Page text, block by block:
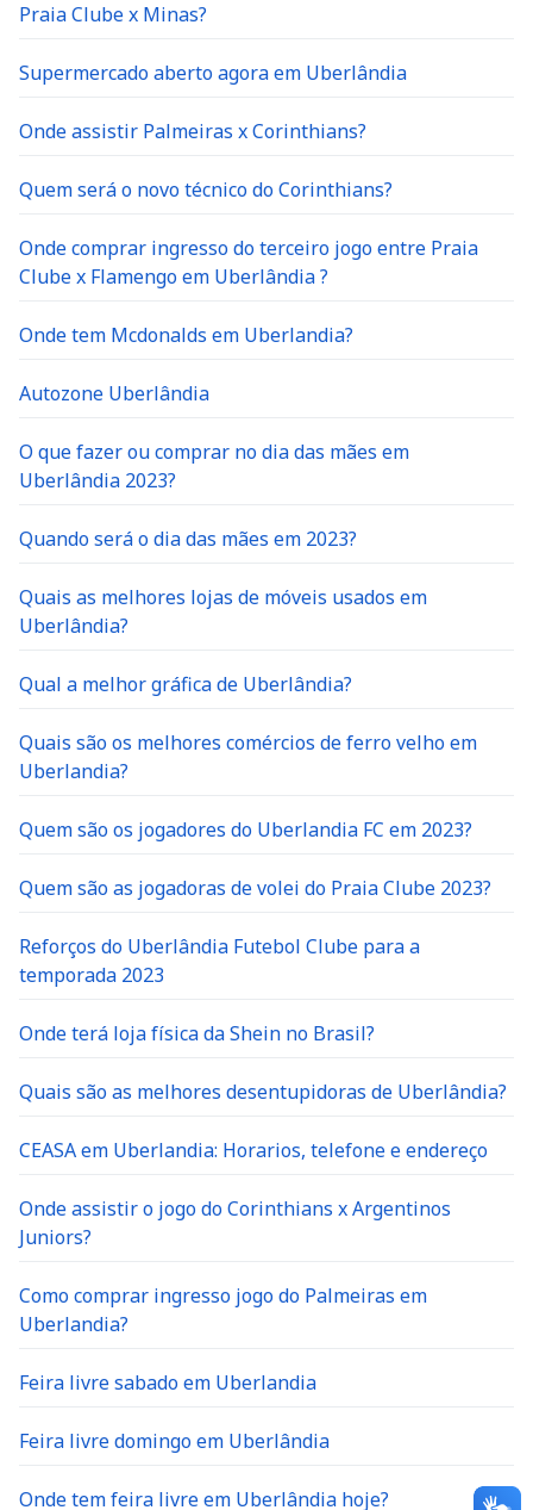
Praia Clube x Minas?
Supermercado aberto agora em Uberlândia
Onde assistir Palmeiras x Corinthians?
Quem será o novo técnico do Corinthians?
Onde comprar ingresso do terceiro jogo entre Praia
Clube x Flamengo em Uberlândia ?
Onde tem Mcdonalds em Uberlandia?
Autozone Uberlândia
O que fazer ou comprar no dia das mães em
Uberlândia 2023?
Quando será o dia das mães em 2023?
Quais as melhores lojas de móveis usados em
Uberlândia?
Qual a melhor gráfica de Uberlândia?
Quais são os melhores comércios de ferro velho em
Uberlandia?
Quem são os jogadores do Uberlandia FC em 2023?
Quem são as jogadoras de volei do Praia Clube 2023?
Reforços do Uberlândia Futebol Clube para a
temporada 2023
Onde terá loja física da Shein no Brasil?
Quais são as melhores desentupidoras de Uberlândia?
CEASA em Uberlandia: Horarios, telefone e endereço
Onde assistir o jogo do Corinthians x Argentinos
Juniors?
Como comprar ingresso jogo do Palmeiras em
Uberlandia?
Feira livre sabado em Uberlandia
Feira livre domingo em Uberlândia
Onde tem feira livre em Uberlândia hoje?